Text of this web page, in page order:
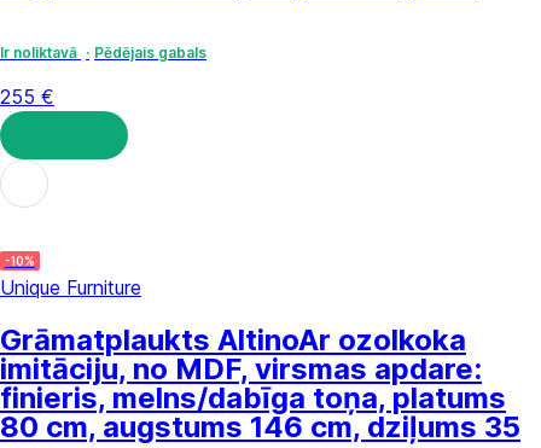
Ir noliktavā Pēdējais gabals
255 €
LIKT GROZĀ
-10%
Unique Furniture
Grāmatplaukts AltinoAr ozolkoka
imitāciju, no MDF, virsmas apdare:
finieris, melns/dabīga toņa, platums
80 cm, augstums 146 cm, dziļums 35